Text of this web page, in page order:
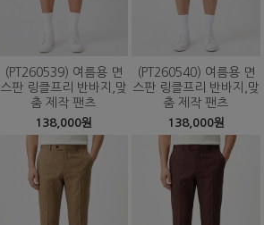
(PT260539) 여름용 면
스판 링클프리 반바지,맞
춤 제작 팬츠
138,000원
(PT260540) 여름용 면
스판 링클프리 반바지,맞
춤 제작 팬츠
138,000원